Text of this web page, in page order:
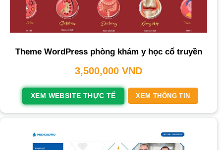
Theme WordPress phòng khám y học cổ truyền
3,500,000 VND
XEM WEBSITE THỰC TẾ XEM THÔNG TIN